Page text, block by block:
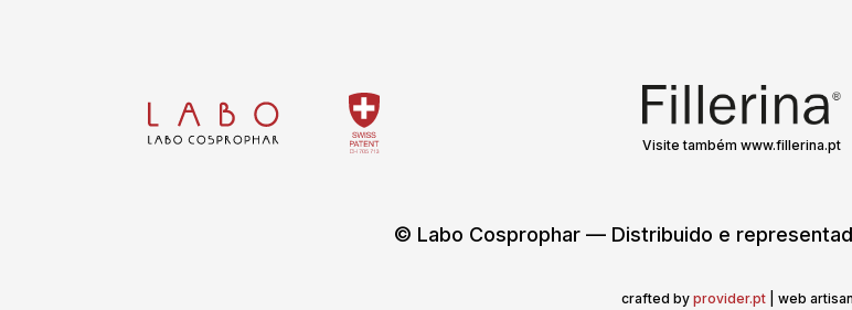
Visite também www.fillerina.pt
© Labo Cosprophar — Distribuido e
crafted by provider.pt | web